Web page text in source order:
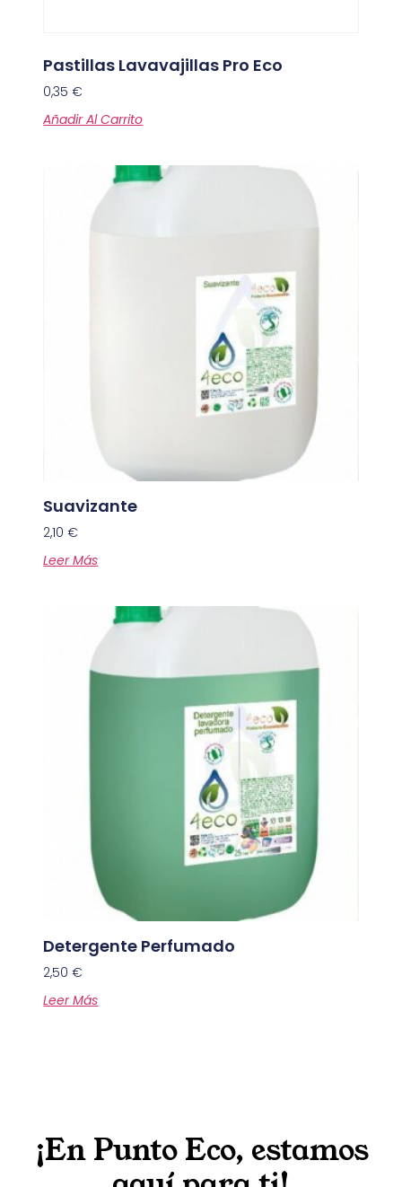
Pastillas Lavavajillas Pro Eco
0,35€
Añadir Al Carrito
Suavizante
2,10€
Leer Más
Detergente Perfumado
2,50€
Leer Más
¡En Punto Eco, estamos